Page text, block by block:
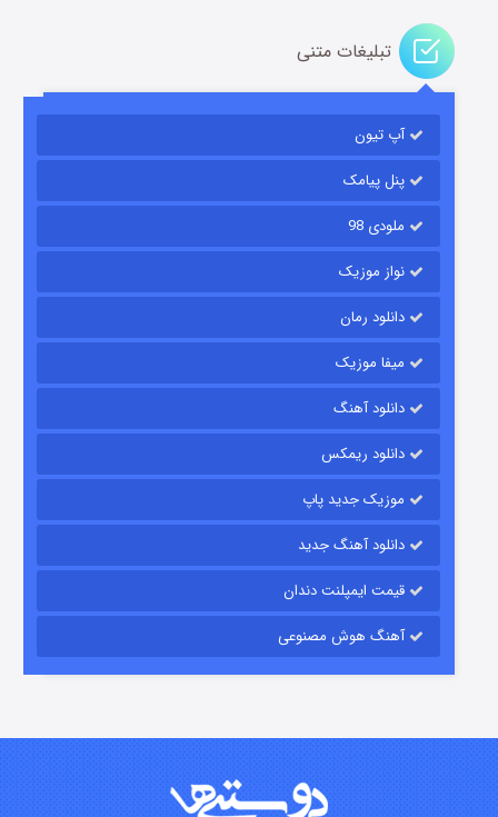
باب اسفنجی فصل ۱۷
قسمت۶ (زیرنویس) منتشر شد
قسمت۱۵ (دوبله) منتشر شد
تبلیغات متنی
آپ تیون
پنل پیامک
ملودی 98
نواز موزیک
دانلود رمان
میفا موزیک
دانلود آهنگ
دانلود ریمکس
موزیک جدید پاپ
دانلود آهنگ جدید
قیمت ایمپلنت دندان
آهنگ هوش مصنوعی